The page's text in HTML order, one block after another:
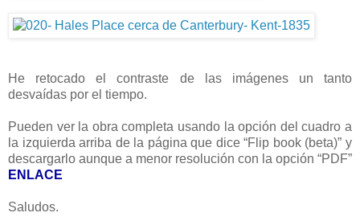
He retocado el contraste de las imágenes un tanto
desvaídas por el tiempo.
Pueden ver la obra completa usando la opción del cuadro a
la izquierda arriba de la página que dice “Flip book (beta)” y
descargarlo aunque a menor resolución con la opción “PDF”
ENLACE
Saludos.